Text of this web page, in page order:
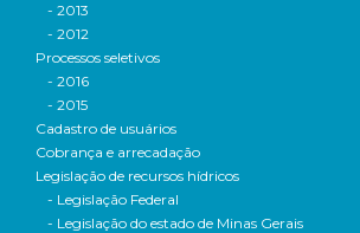
- 2013
- 2012
Processos seletivos
- 2016
- 2015
Cadastro de usuários
Cobrança e arrecadação
Legislação de recursos hídricos
- Legislação Federal
- Legislação do estado de Minas Gerais